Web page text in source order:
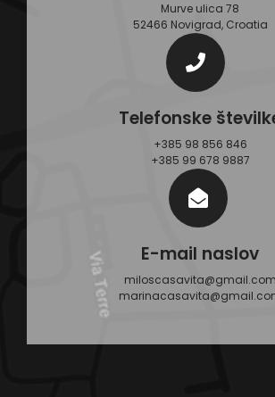
Murve ulica 78
52466 Novigrad, Croatia
Telefonske
+385 98 856 846
+385 99 678 9887
E-mail naslov
miloscasavita@gmail.com